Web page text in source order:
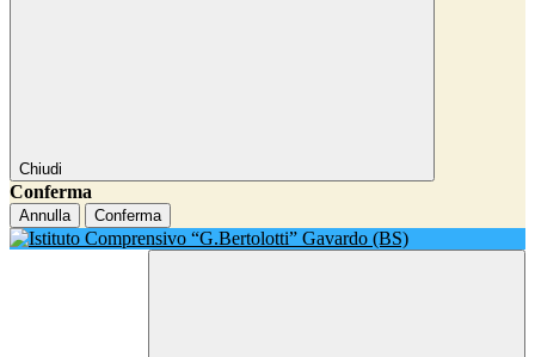
Chiudi
Conferma
Annulla Conferma